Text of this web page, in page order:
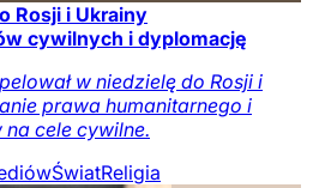
Rosji i Ukrainy
cywilnych i dyplomację
w niedzielę do Rosji i
prawa humanitarnego i
cele cywilne.
ŚwiatReligia